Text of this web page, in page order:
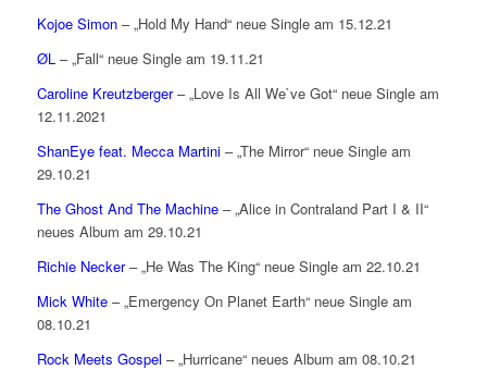
Kojoe Simon– „Hold My Hand“ neue Single am 15.12.21
ØL– „Fall“ neue Single am 19.11.21
Caroline Kreutzberger– „Love Is All We`ve Got“ neue Single am
12.11.2021
ShanEye feat. Mecca Martini– „The Mirror“ neue Single am
29.10.21
The Ghost And The Machine– „Alice in Contraland Part I & II“
neues Album am 29.10.21
Richie Necker– „He Was The King“ neue Single am 22.10.21
Mick White– „Emergency On Planet Earth“ neue Single am
08.10.21
Rock Meets Gospel – „Hurricane“ neues Album am 08.10.21